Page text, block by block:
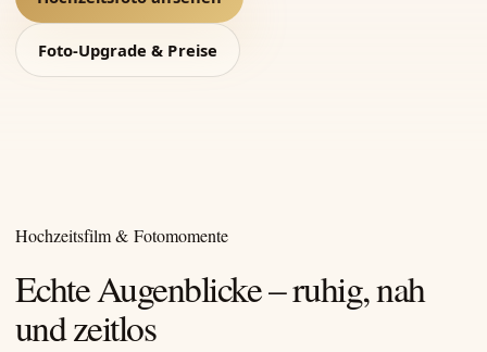
Foto-Upgrade & Preise
Hochzeitsfilm & Fotomomente
Echte Augenblicke – ruhig, nah
und zeitlos